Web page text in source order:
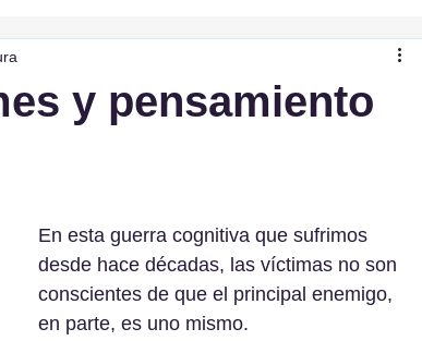
y pensamiento
En esta guerra cognitiva que sufrimos
desde hace décadas, las víctimas no son
conscientes de que el principal enemigo,
en parte, es uno mismo.